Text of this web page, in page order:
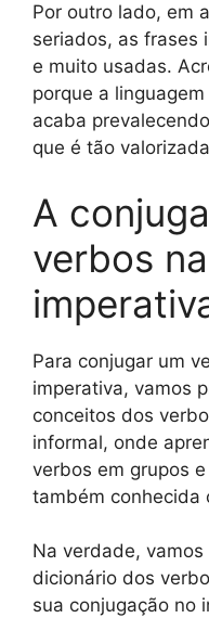
Por outro lado, em
seriados, as frases
e muito usadas.
porque a
acaba
que é tão
A
verbos
Para conjugar um
imperativa, vamos
conceitos dos
informal, onde
verbos em grupos
também conhecida
Na verdade,
dicionário dos
sua conjugação no